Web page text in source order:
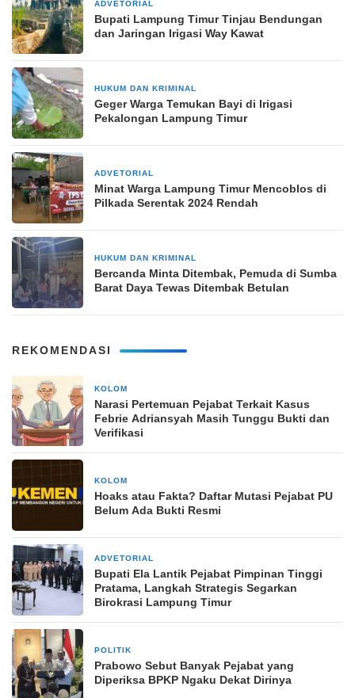
ADVETORIAL
Bupati Lampung Timur Tinjau Bendungan
dan Jaringan Irigasi Way Kawat
HUKUM DAN KRIMINAL
Geger Warga Temukan Bayi di Irigasi
Pekalongan Lampung Timur
ADVETORIAL
Minat Warga Lampung Timur Mencoblos di
Pilkada Serentak 2024 Rendah
HUKUM DAN KRIMINAL
Bercanda Minta Ditembak, Pemuda di Sumba
Barat Daya Tewas Ditembak Betulan
REKOMENDASI
KOLOM
Narasi Pertemuan Pejabat Terkait Kasus
Febrie Adriansyah Masih Tunggu Bukti dan
Verifikasi
KOLOM
Hoaks atau Fakta? Daftar Mutasi Pejabat PU
Belum Ada Bukti Resmi
ADVETORIAL
Bupati Ela Lantik Pejabat Pimpinan Tinggi
Pratama, Langkah Strategis Segarkan
Birokrasi Lampung Timur
POLITIK
Prabowo Sebut Banyak Pejabat yang
Diperiksa BPKP Ngaku Dekat Dirinya